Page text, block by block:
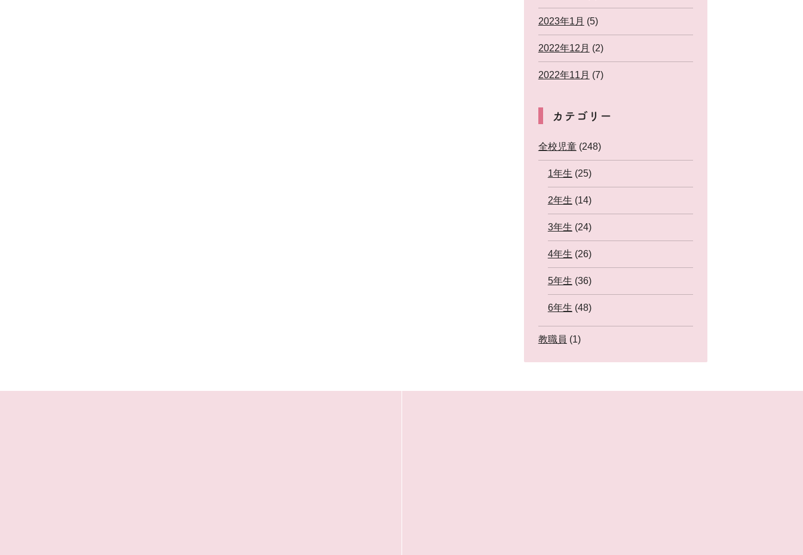
2023年1月 (5)
2022年12月 (2)
2022年11月 (7)
カテゴリー
全校児童(248)
1年生 (25)
2年生 (14)
3年生 (24)
4年生 (26)
5年生 (36)
6年生 (48)
教職員 (1)